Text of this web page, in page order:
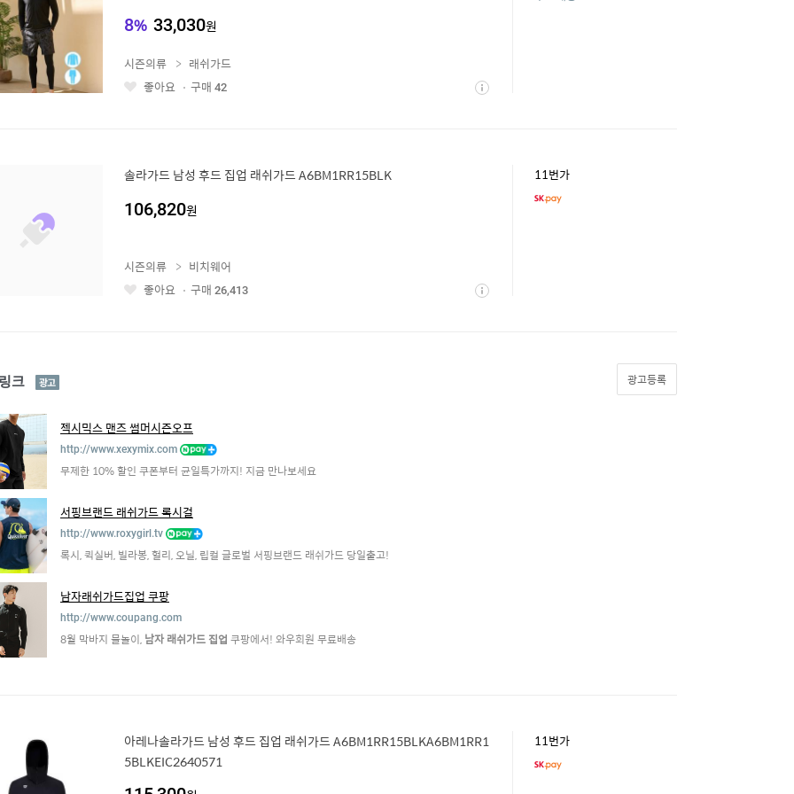
8% 33,030원
좋 상
시즌의류
래쉬가드
좋아요
구매 42
솔라가드 남성 후드 집업 래쉬가드 A6BM1RR15BLK
106,820원
11번가
좋 상
시즌의류
비치웨어
좋아요
구매 26,413
크 광
고
광고등록
젝시믹스 맨즈 썸머시즌오프
http://www.xexymix.com
무제한 10% 할인 쿠폰부터 균일특가까지! 지금 만나보세요
서핑브랜드 래쉬가드 록시걸
http://www.roxygirl.tv
록시, 퀵실버, 빌라봉, 헐리, 오닐, 립컬 글로벌 서핑브랜드 래쉬가드 당일출고!
남자래쉬가드집업 쿠팡
http://www.coupang.com
8월 막바지 물놀이, 남자 래쉬가드 집업 쿠팡에서! 와우회원 무료배송
아레나솔라가드 남성 후드 집업 래쉬가드 A6BM1RR15BLKA6BM1RR1
5BLKEIC2640571
11번가